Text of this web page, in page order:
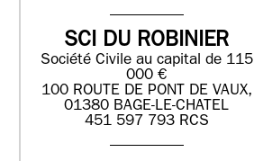
SCI DU ROBINIER
Société Civile au capital de 115
000 €
100 ROUTE DE PONT DE VAUX,
01380 BAGE-LE-CHATEL
451 597 793 RCS